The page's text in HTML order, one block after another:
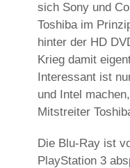
sich Sony und
Toshiba im
hinter der HD
Krieg damit
Interessant ist
und Intel
Mitstreiter
Die Blu-Ray ist
PlayStation 3